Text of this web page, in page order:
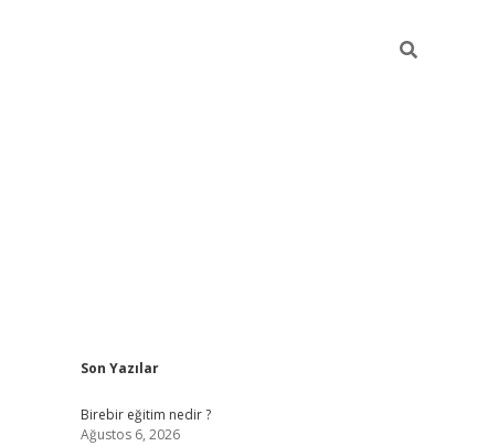
Sidebar
Son Yazılar
Birebir eğitim nedir ?
Ağustos 6, 2026
https://betci.co/vd casino giriş